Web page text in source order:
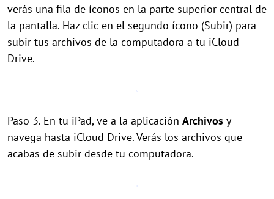
verás una fila de íconos en la parte superior central de
la pantalla. Haz clic en el segundo ícono (Subir) para
subir tus archivos de la computadora a tu iCloud
Drive.
Paso 3. En tu iPad, ve a la aplicación Archivos y
navega hasta iCloud Drive. Verás los archivos que
acabas de subir desde tu computadora.